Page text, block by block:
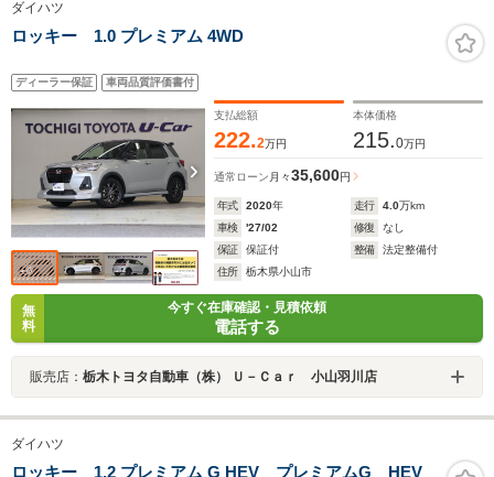
ダイハツ
ロッキー 1.0 プレミアム 4WD
ディーラー保証 車両品質評価書付
支払総額
222.2万円
本体価格
215.0万円
通常ローン 月々35,600円
年式 2020年 走行 4.0万km
車検
'27/02 修復
なし
保証
保証付 整備
法定整備付
住所
栃木県小山市
無
料
今すぐ在庫確認・見積依頼
電話する
販売店： 栃木トヨタ自動車（株） Ｕ－Ｃａｒ 小山羽川店
ダイハツ
ロッキー 1.2 プレミアム G HEV プレミアムG HEV